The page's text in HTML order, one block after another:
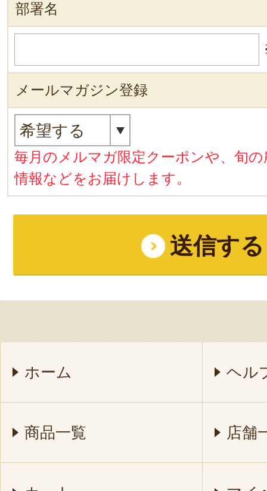
部署名
メールマガジン登録
毎月のメルマガ限定クーポンや、旬
情報などをお届けします。
ホーム ヘル
商品一覧 店舗